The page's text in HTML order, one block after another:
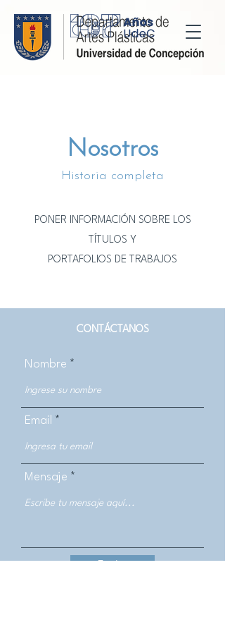
Nosotros
Historia completa
PONER INFORMACIÓN SOBRE LOS
TÍTULOS Y
PORTAFOLIOS DE TRABAJOS
CONTÁCTANOS
Nombre
Email
Mensaje